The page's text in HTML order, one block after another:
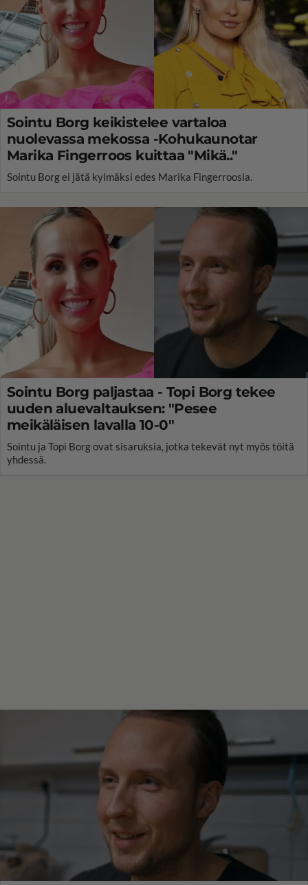
Sointu Borg keikistelee vartaloa
nuolevassa mekossa -Kohukaunotar
Marika Fingerroos kuittaa "Mikä.."
Sointu Borg ei jätä kylmäksi edes Marika Fingerroosia.
Sointu Borg paljastaa - Topi Borg tekee
uuden aluevaltauksen: "Pesee
meikäläisen lavalla 10-0"
Sointu ja Topi Borg ovat sisaruksia, jotka tekevät nyt myös töitä
yhdessä.